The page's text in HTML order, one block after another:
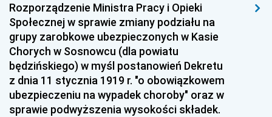
Rozporządzenie Ministra Pracy i Opieki
Społecznej w sprawie zmiany podziału na
grupy zarobkowe ubezpieczonych w Kasie
Chorych w Sosnowcu (dla powiatu
będzińskiego) w myśl postanowień Dekretu
z dnia 11 stycznia 1919 r. "o obowiązkowem
ubezpieczeniu na wypadek choroby" oraz w
sprawie podwyższenia wysokości składek.